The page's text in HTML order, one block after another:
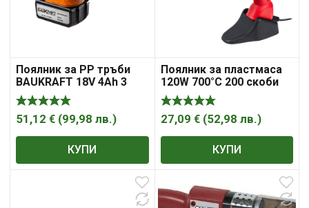
Поялник за PP тръби
BAUKRAFT 18V 4Ah 3
глави Ø20-32mm BMC
BK-PW04
51,12 € (99,98 лв.)
КУПИ
Поялник за пластмаса
120W 700°C 200 скоби
куфар RD-HSPW03
27,09 € (52,98 лв.)
КУПИ